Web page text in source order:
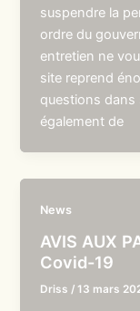
suspendre la
ordre du
entretien ne
site reprend
questions dans
également de
News
AVIS AUX
Covid-19
Driss /13 mars